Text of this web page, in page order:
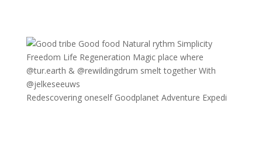
Redescovering oneself Goodplanet Adventure Expedi